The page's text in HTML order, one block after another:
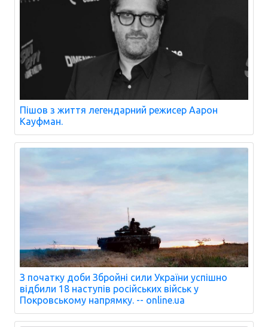
Пішов з життя легендарний режисер Аарон
Кауфман.
З початку доби Збройні сили України успішно
відбили 18 наступів російських військ у
Покровському напрямку. -- online.ua